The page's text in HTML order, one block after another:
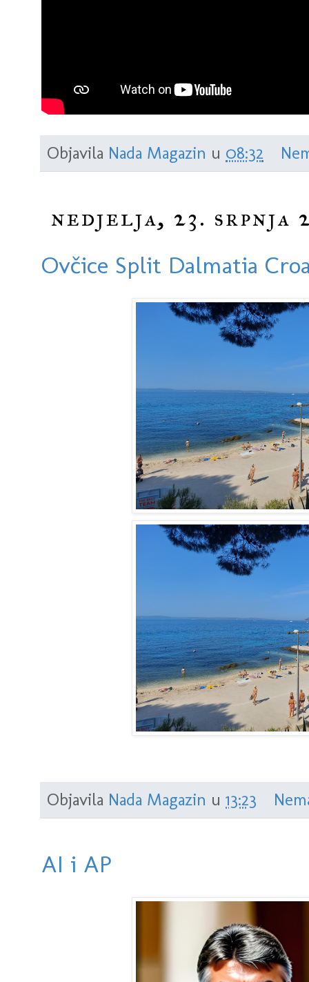
Objavila Nada Magazin u 08:32
nedjelja, 23. srpnja
Ovčice Split Dalmatia
Objavila Nada Magazin u 13:23
AI i AP